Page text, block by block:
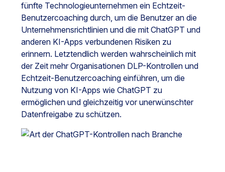
fünfte Technologieunternehmen ein Echtzeit-
Benutzercoaching durch, um die Benutzer an die
Unternehmensrichtlinien und die mit ChatGPT und
anderen KI-Apps verbundenen Risiken zu
erinnern. Letztendlich werden wahrscheinlich mit
der Zeit mehr Organisationen DLP-Kontrollen und
Echtzeit-Benutzercoaching einführen, um die
Nutzung von KI-Apps wie ChatGPT zu
ermöglichen und gleichzeitig vor unerwünschter
Datenfreigabe zu schützen.